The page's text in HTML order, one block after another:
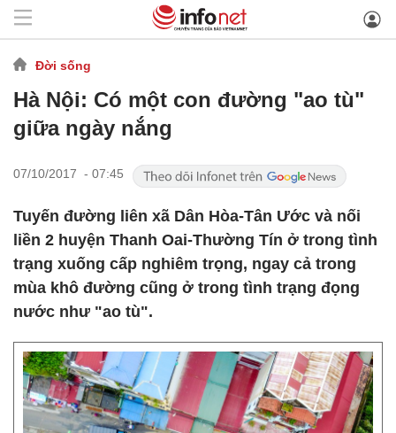
Đời sống
Hà Nội: Có một con đường "ao tù"
giữa ngày nắng
07/10/2017 - 07:45
Tuyến đường liên xã Dân Hòa-Tân Ước và nối
liền 2 huyện Thanh Oai-Thường Tín ở trong tình
trạng xuống cấp nghiêm trọng, ngay cả trong
mùa khô đường cũng ở trong tình trạng đọng
nước như "ao tù".